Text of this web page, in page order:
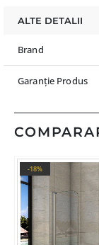
ALTE DETALII
Brand
Garanție Produs
-18%